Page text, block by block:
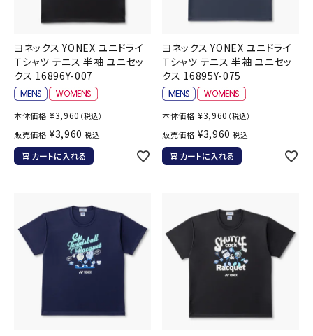
ヨネックス YONEX ユニドライ
Ｔシャツ テニス 半袖 ユニセッ
クス 16896Y-007
本体価格 ¥3,960 （税込）
販売価格 ¥3,960 税込
カートに入れる
ヨネックス YONEX ユニドライ
Ｔシャツ テニス 半袖 ユニセッ
クス 16895Y-075
本体価格 ¥3,960 （税込）
販売価格 ¥3,960 税込
カートに入れる